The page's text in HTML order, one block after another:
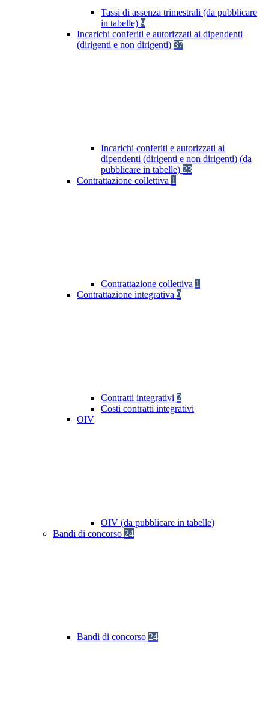
Tassi di assenza trimestrali (da pubblicare
in tabelle) 9
Incarichi conferiti e autorizzati ai dipendenti
(dirigenti e non dirigenti) 37
Incarichi conferiti e autorizzati ai
dipendenti (dirigenti e non dirigenti) (da
pubblicare in tabelle) 23
Contrattazione collettiva 1
Contrattazione collettiva 1
Contrattazione integrativa 9
Contratti integrativi 2
Costi contratti integrativi
OIV
OIV (da pubblicare in tabelle)
Bandi di concorso 24
Bandi di concorso 24